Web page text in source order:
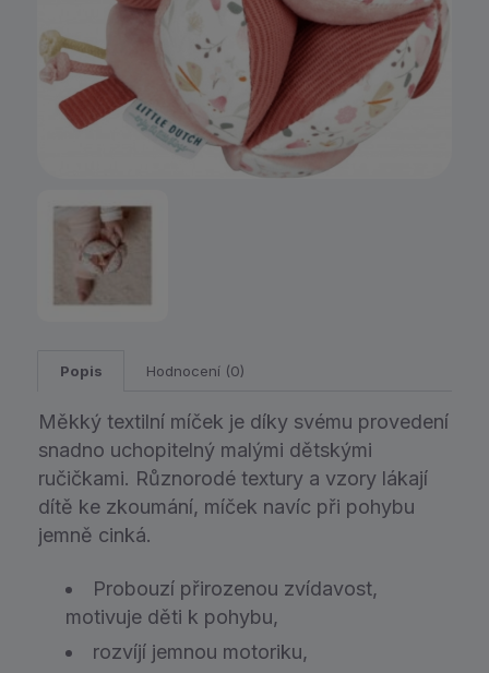
Popis Hodnocení (0)
Měkký textilní míček je díky svému provedení
snadno uchopitelný malými dětskými
ručičkami. Různorodé textury a vzory lákají
dítě ke zkoumání, míček navíc při pohybu
jemně cinká.
Probouzí přirozenou zvídavost,
motivuje děti k pohybu,
rozvíjí jemnou motoriku,